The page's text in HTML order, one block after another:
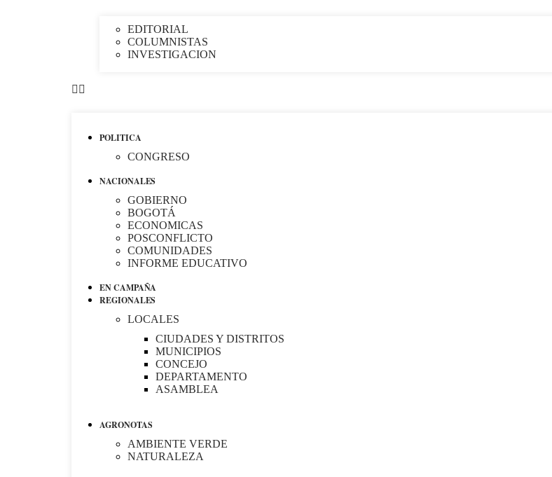
EDITORIAL
COLUMNISTAS
INVESTIGACION
POLITICA
CONGRESO
NACIONALES
GOBIERNO
BOGOTÁ
ECONOMICAS
POSCONFLICTO
COMUNIDADES
INFORME EDUCATIVO
EN CAMPAÑA
REGIONALES
LOCALES
CIUDADES Y DISTRITOS
MUNICIPIOS
CONCEJO
DEPARTAMENTO
ASAMBLEA
AGRONOTAS
AMBIENTE VERDE
NATURALEZA